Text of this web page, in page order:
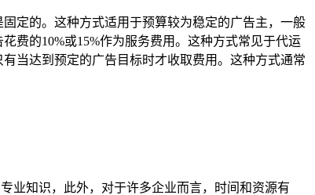
定的。这种方式适用于预算较为稳定的广告主，一般
费的10%或15%作为服务费用。这种方式常见于代运
当达到预定的广告目标时才收取费用。这种方式通常
业知识，此外，对于许多企业而言，时间和资源有